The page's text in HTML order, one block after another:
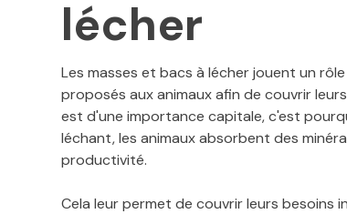
lécher
Les masses et bacs à lécher jouent un
proposés aux animaux afin de couvrir
est d'une importance capitale, c'est
léchant, les animaux absorbent des
productivité.
Cela leur permet de couvrir leurs besoins